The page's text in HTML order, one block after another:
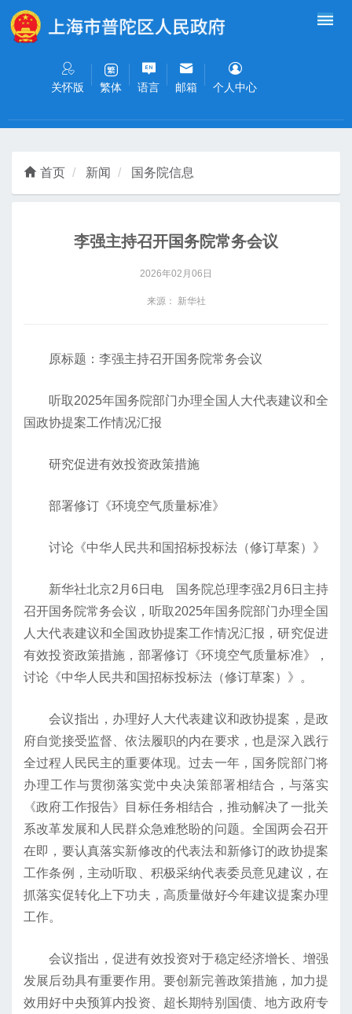
无障碍操作说明
关怀版 繁体 语言 邮箱 个人中心
首页 新闻 国务院信息
李强主持召开国务院常务会议
2026年02月06日
来源： 新华社
原标题：李强主持召开国务院常务会议
听取2025年国务院部门办理全国人大代表建议和全
国政协提案工作情况汇报
研究促进有效投资政策措施
部署修订《环境空气质量标准》
讨论《中华人民共和国招标投标法（修订草案）》
新华社北京2月6日电 国务院总理李强2月6日主持
召开国务院常务会议，听取2025年国务院部门办理全国
人大代表建议和全国政协提案工作情况汇报，研究促进
有效投资政策措施，部署修订《环境空气质量标准》，
讨论《中华人民共和国招标投标法（修订草案）》。
会议指出，办理好人大代表建议和政协提案，是政
府自觉接受监督、依法履职的内在要求，也是深入践行
全过程人民民主的重要体现。过去一年，国务院部门将
办理工作与贯彻落实党中央决策部署相结合，与落实
《政府工作报告》目标任务相结合，推动解决了一批关
系改革发展和人民群众急难愁盼的问题。全国两会召开
在即，要认真落实新修改的代表法和新修订的政协提案
工作条例，主动听取、积极采纳代表委员意见建议，在
抓落实促转化上下功夫，高质量做好今年建议提案办理
工作。
会议指出，促进有效投资对于稳定经济增长、增强
发展后劲具有重要作用。要创新完善政策措施，加力提
效用好中央预算内投资、超长期特别国债、地方政府专